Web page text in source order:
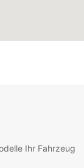
Ihr Fahrzeug